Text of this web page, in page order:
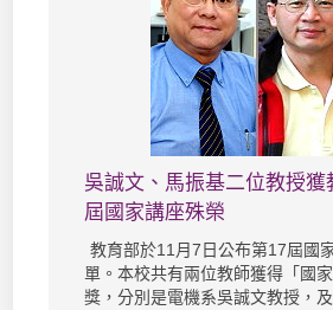
吳誠文、馬振基二位教授獲
屆國家講座殊榮
教育部於11月7日公布第17屆國
單。本校共有兩位教師獲得「國家
獎，分別是電機系吳誠文教授，